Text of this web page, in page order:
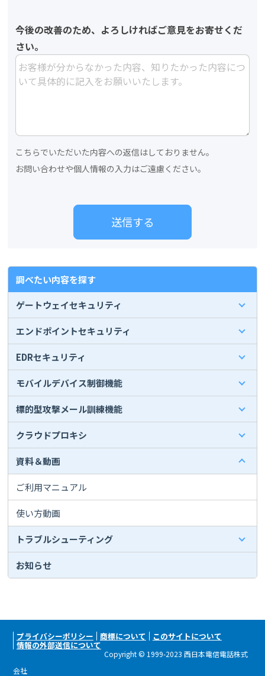
調べたい内容を探す
ゲートウェイセキュリティ
エンドポイントセキュリティ
EDRセキュリティ
モバイルデバイス制御機能
標的型攻撃メール訓練機能
クラウドプロキシ
資料＆動画
ご利用マニュアル
使い方動画
トラブルシューティング
お知らせ
今後の改善のため、よろしければご意見をお寄せくだ
さい。
こちらでいただいた内容への返信はしておりません。
お問い合わせや個人情報の入力はご遠慮ください。
プライバシーポリシー 商標について このサイトについて
情報の外部送信について
Copyright © 1999-2023 西日本電信電話株式
会社